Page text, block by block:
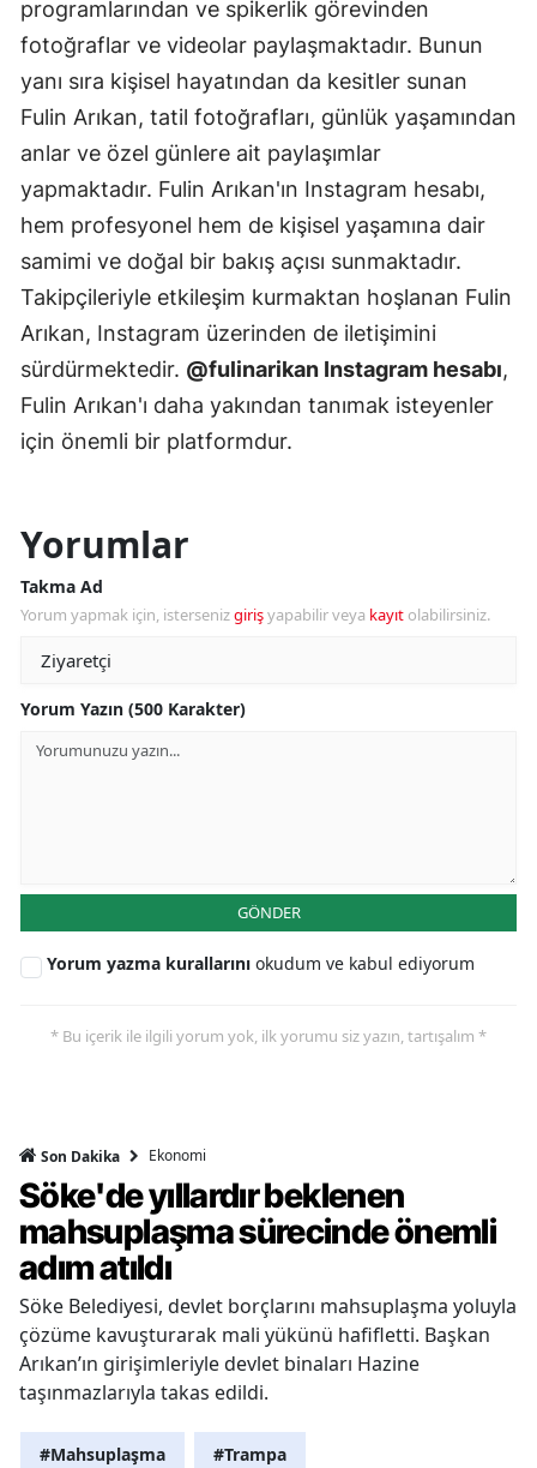
programlarından ve spikerlik görevinden
fotoğraflar ve videolar paylaşmaktadır. Bunun
yanı sıra kişisel hayatından da kesitler sunan
Fulin Arıkan, tatil fotoğrafları, günlük yaşamından
anlar ve özel günlere ait paylaşımlar
yapmaktadır. Fulin Arıkan'ın Instagram hesabı,
hem profesyonel hem de kişisel yaşamına dair
samimi ve doğal bir bakış açısı sunmaktadır.
Takipçileriyle etkileşim kurmaktan hoşlanan Fulin
Arıkan, Instagram üzerinden de iletişimini
sürdürmektedir. @fulinarikan Instagram hesabı,
Fulin Arıkan'ı daha yakından tanımak isteyenler
için önemli bir platformdur.
Yorumlar
Takma Ad
Yorum yapmak için, istersenizgirişyapabilir veya kayıt olabilirsiniz.
Yorum Yazın (500 Karakter)
GÖNDER
Yorum yazma kurallarını okudum ve kabul ediyorum
* Bu içerik ile ilgili yorum yok, ilk yorumu siz yazın, tartışalım *
Son Dakika Ekonomi
Söke'de yıllardır beklenen
mahsuplaşma sürecinde önemli
adım atıldı
Söke Belediyesi, devlet borçlarını mahsuplaşma yoluyla
çözüme kavuşturarak mali yükünü hafifletti. Başkan
Arıkan’ın girişimleriyle devlet binaları Hazine
taşınmazlarıyla takas edildi.
#Mahsuplaşma #Trampa